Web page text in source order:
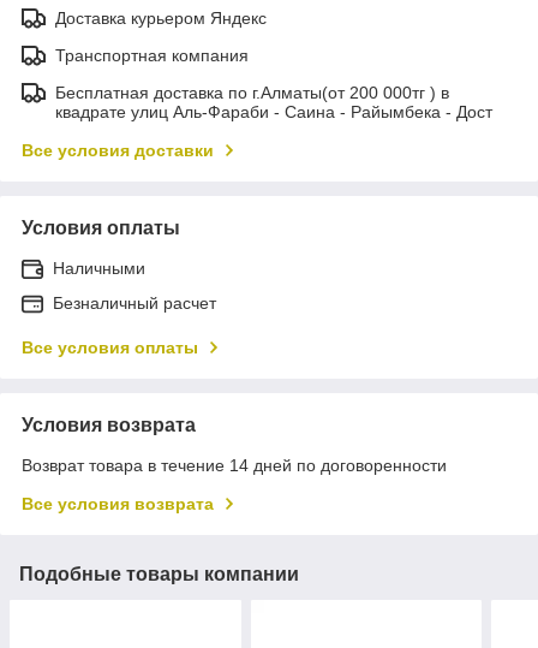
Доставка курьером Яндекс
Транспортная компания
Бесплатная доставка по г.Алматы(от 200 000тг ) в
квадрате улиц Аль-Фараби - Саина - Райымбека - Дост
Все условия доставки
Условия оплаты
Наличными
Безналичный расчет
Все условия оплаты
Условия возврата
Возврат товара в течение 14 дней по договоренности
Все условия возврата
Подобные товары компании